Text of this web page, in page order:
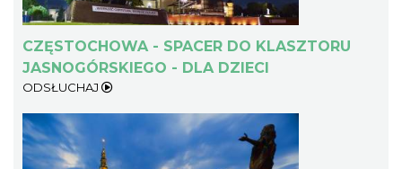
CZĘSTOCHOWA - SPACER DO KLASZTORU
JASNOGÓRSKIEGO - DLA DZIECI
ODSŁUCHAJ